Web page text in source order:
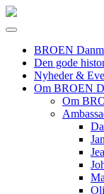
BROEN
Den gode
Nyheder &
Om BROEN
Om